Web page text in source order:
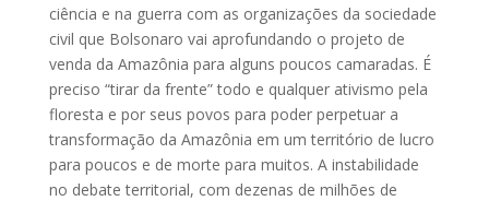
ciência e na guerra com as organizações da sociedade
civil que Bolsonaro vai aprofundando o projeto de
venda da Amazônia para alguns poucos camaradas. É
preciso “tirar da frente” todo e qualquer ativismo pela
floresta e por seus povos para poder perpetuar a
transformação da Amazônia em um território de lucro
para poucos e de morte para muitos. A instabilidade
no debate territorial, com dezenas de milhões de